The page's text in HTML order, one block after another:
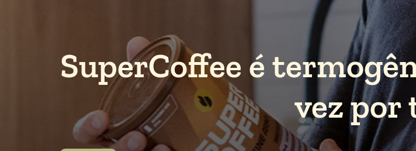
SuperCoffee é
vez por